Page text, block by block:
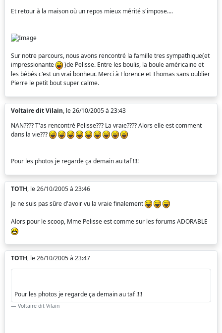
Et retour à la maison où un repos mieux mérité s'impose....
Sur notre parcours, nous avons rencontré la famille tres sympathique(et
impressionante
)de Pelisse. Entre les boulis, la boule américaine et
les bébés c'est un vrai bonheur. Merci à Florence et Thomas sans oublier
Pierre le petit bout super calme.
Voltaire dit Vilain, le 26/10/2005 à 23:43
NAN???? T'as rencontré Pelisse??? La vraie???? Alors elle est comment
dans la vie???
Pour les photos je regarde ça demain au taf !!!!
TOTH, le 26/10/2005 à 23:46
Je ne suis pas sûre d'avoir vu la vraie finalement
Alors pour le scoop, Mme Pelisse est comme sur les forums ADORABLE
TOTH, le 26/10/2005 à 23:47
Pour les photos je regarde ça demain au taf !!!!
Voltaire dit Vilain